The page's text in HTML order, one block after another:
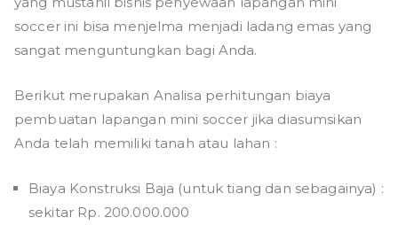
soccer ini bisa menjelma menjadi ladang emas yang
sangat menguntungkan bagi Anda.
Berikut merupakan Analisa perhitungan biaya
pembuatan lapangan mini soccer jika diasumsikan
Anda telah memiliki tanah atau lahan :
Biaya Konstruksi Baja (untuk tiang dan sebagainya) :
sekitar Rp. 200.000.000